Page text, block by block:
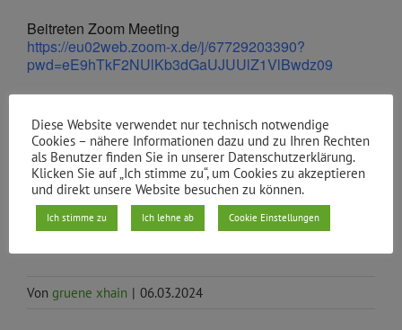
Beitreten Zoom Meeting
https://eu02web.zoom-x.de/j/67729203390?
pwd=eE9hTkF2NUlKb3dGaUJUUlZ1VlBwdz09
Kenncode: 854004
Von gruene xhain | 06.03.2024
Diese Website verwendet nur technisch notwendige
Cookies – nähere Informationen dazu und zu Ihren Rechten
als Benutzer finden Sie in unserer Datenschutzerklärung.
Klicken Sie auf „Ich stimme zu“, um Cookies zu akzeptieren
und direkt unsere Website besuchen zu können.
Ich stimme zu Ich lehne ab Cookie Einstellungen